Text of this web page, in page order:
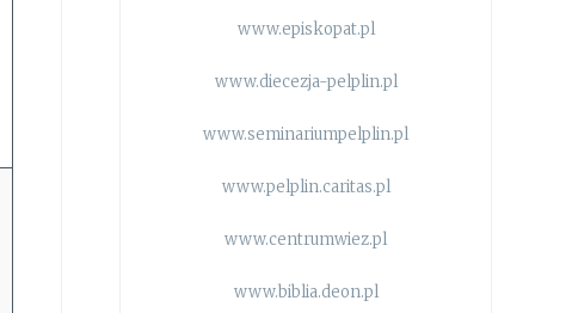
www.episkopat.pl
www.diecezja-pelplin.pl
www.seminariumpelplin.pl
www.pelplin.caritas.pl
www.centrumwiez.pl
www.biblia.deon.pl